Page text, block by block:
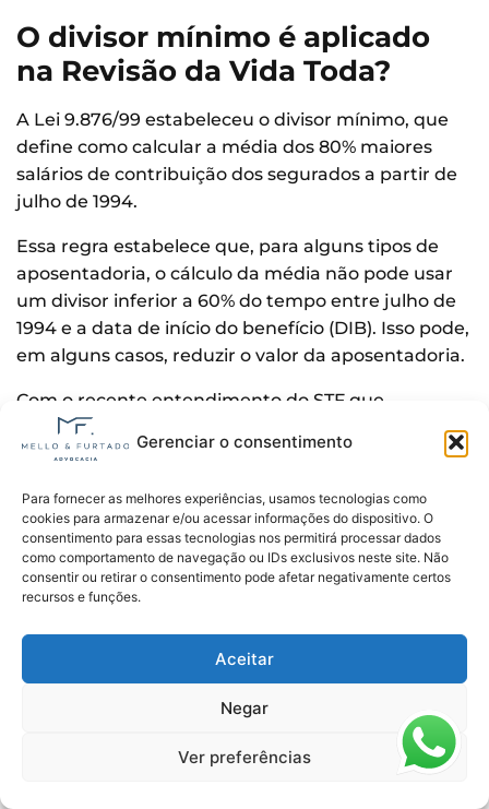
Gerenciar o consentimento
Para fornecer as melhores experiências, usamos tecnologias como
cookies para armazenar e/ou acessar informações do dispositivo. O
consentimento para essas tecnologias nos permitirá processar dados
como comportamento de navegação ou IDs exclusivos neste site. Não
consentir ou retirar o consentimento pode afetar negativamente certos
recursos e funções.
Aceitar
Negar
Ver preferências
O divisor mínimo é aplicado
na Revisão da Vida Toda?
A Lei 9.876/99 estabeleceu o divisor mínimo, que
define como calcular a média dos 80% maiores
salários de contribuição dos segurados a partir de
julho de 1994.
Essa regra estabelece que, para alguns tipos de
aposentadoria, o cálculo da média não pode usar
um divisor inferior a 60% do tempo entre julho de
1994 e a data de início do benefício (DIB). Isso pode,
em alguns casos, reduzir o valor da aposentadoria.
Com o recente entendimento do STF que
derrubou a revisão da vida toda, a aplicação dessa
regra continua sendo uma questão relevante para
No caso da revisão da vida toda, a ideia era
justamente afastar essa regra do divisor mínimo, já
que ela consideraria todas as contribuições feitas
ao longo da vida, o que geralmente seria mais
benéfico ao segurado.
No entanto, como a revisão da vida toda não está
mais vigente, é importante buscar um advogado
especialista em direito previdenciário para avaliar
as alternativas vantajosas para o seu caso,